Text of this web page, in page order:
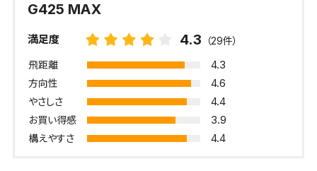
G425 MAX
満足度 4.3 （29件）
飛距離 4.3
方向性 4.6
やさしさ 4.4
お買い得感 3.9
構えやすさ 4.4